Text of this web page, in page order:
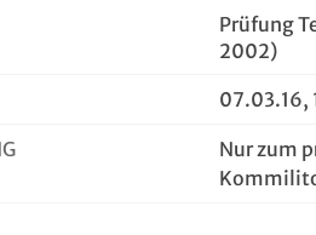
Prüfung
2002)
07.03.16,
Nur zum